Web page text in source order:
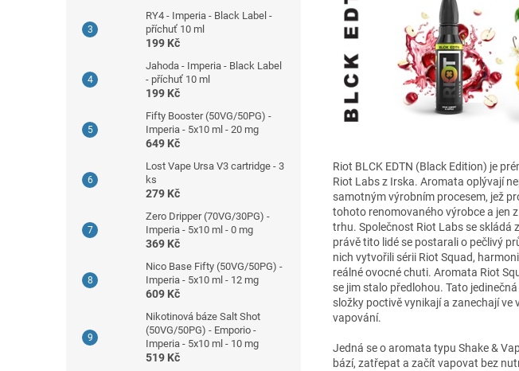
RY4 - Imperia - Black Label -
příchuť 10 ml
199 Kč
Jahoda - Imperia - Black Label
- příchuť 10 ml
199 Kč
Fifty Booster (50VG/50PG) -
Imperia - 5x10 ml - 20 mg
649 Kč
Lost Vape Ursa V3 cartridge - 3
ks
279 Kč
Zero Dripper (70VG/30PG) -
Imperia - 5x10 ml - 0 mg
369 Kč
Nico Base Fifty (50VG/50PG) -
Imperia - 5x10 ml - 12 mg
609 Kč
Nikotinová báze Salt Shot
(50VG/50PG) - Emporio -
Imperia - 5x10 ml - 10 mg
519 Kč
Riot BLCK EDTN (Black Edition) je
Riot Labs z Irska. Aromata oplývají
samotným výrobním procesem, jež
tohoto renomovaného výrobce a jen
trhu. Společnost Riot Labs se skládá
právě tito lidé se postarali o pečlivý
nich vytvořili sérii Riot Squad,
reálné ovocné chuti. Aromata Riot
se jim stalo předlohou. Tato
složky poctivě vynikají a zanechají
vapování.
Jedná se o aromata typu Shake &
bází, zatřepat a začít vapovat bez